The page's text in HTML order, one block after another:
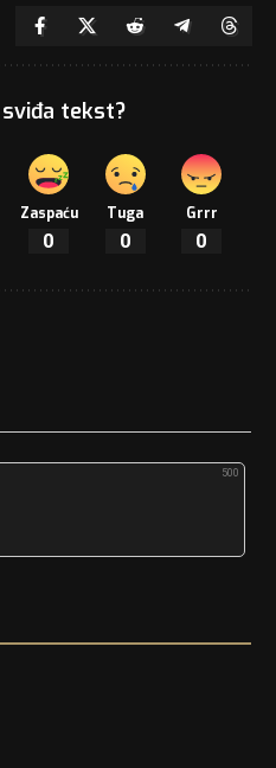
tekst?
Zaspaću
0
Tuga
0
Grrr
0
500